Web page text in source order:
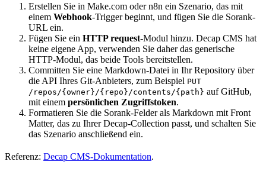
Erstellen Sie in Make.com oder n8n ein Szenario, das mit
einem Webhook-Trigger beginnt, und fügen Sie die Sorank-
URL ein.
Fügen Sie ein HTTP request-Modul hinzu. Decap CMS hat
keine eigene App, verwenden Sie daher das generische
HTTP-Modul, das beide Tools bereitstellen.
Committen Sie eine Markdown-Datei in Ihr Repository über
die API Ihres Git-Anbieters, zum Beispiel PUT
/repos/{owner}/{repo}/contents/{path} auf GitHub,
mit einem persönlichen Zugriffstoken.
Formatieren Sie die Sorank-Felder als Markdown mit Front
Matter, das zu Ihrer Decap-Collection passt, und schalten Sie
das Szenario anschließend ein.
Referenz: Decap CMS-Dokumentation.